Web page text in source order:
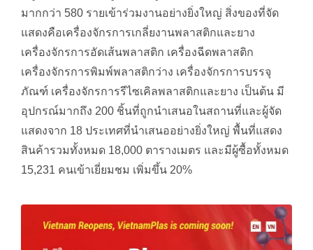
มากกว่า 580 รายเข้าร่วมงานอย่างยิ่งใหญ่ สิ่งของที่จัด
แสดงคือเครื่องจักรการเกลี่ยงานพลาสติกและยาง
เครื่องจักรการอัดเส้นพลาสติก เครื่องฉีดพลาสติก
เครื่องจักรการพิมพ์พลาสติกว่าง เครื่องจักรการบรรจุ
ภัณฑ์ เครื่องจักรการรีไซเคิลพลาสติกและยาง เป็นต้น มี
อุปกรณ์มากถึง 200 ชิ้นที่ถูกนำเสนอในสถานที่และผู้จัด
แสดงจาก 18 ประเทศที่นำเสนออย่างยิ่งใหญ่ พื้นที่แสดง
สินค้ารวมทั้งหมด 18,000 ตารางเมตร และมีผู้ซื้อทั้งหมด
15,231 คนเข้าเยี่ยมชม เพิ่มขึ้น 20%